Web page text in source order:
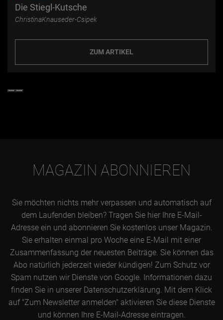
Die Stiegl-Kutsche
ChristinaKnauseder-Csipek
ZUM ARTIKEL
MAGAZIN ABONNIEREN
Sie möchten nichts mehr verpassen und automatisch auf
dem Laufenden bleiben? Tragen Sie hier Ihre E-Mail-
Adresse ein und abonnieren Sie kostenlos unser Magazin.
Sie erhalten einmal pro Woche eine E-Mail mit einer
Zusammenfassung der neuesten Beiträge. Sie können das
Abo natürlich jederzeit wieder kündigen! Zum Schutz vor
Spam nutzen wir Dienste von Google. Informationen dazu
finden Sie in unserer Datenschutzerklärung. Mit dem Klick
auf "Zum Newsletter anmelden" aktivieren Sie diese Dienste
und können Ihre E-Mail-Adresse eintragen.